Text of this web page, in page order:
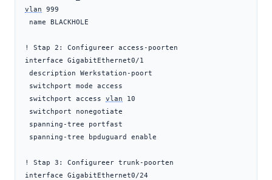
vlan 999
name BLACKHOLE
! Stap 2: Configureer access-poorten
interface GigabitEthernet0/1
description Werkstation-poort
switchport mode access
switchport access vlan 10
switchport nonegotiate
spanning-tree portfast
spanning-tree bpduguard enable
! Stap 3: Configureer trunk-poorten
interface GigabitEthernet0/24